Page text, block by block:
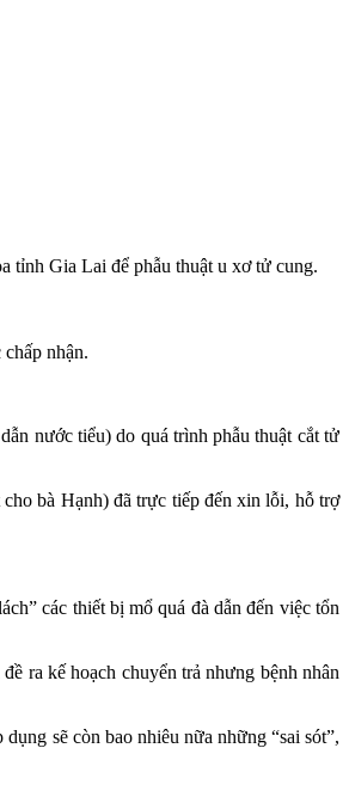
tỉnh Gia Lai để phẫu thuật u xơ tử cung.
nhận.
nước tiểu) do quá trình phẫu thuật cắt tử
bà Hạnh) đã trực tiếp đến xin lỗi, hỗ trợ
các thiết bị mổ quá đà dẫn đến việc tổn
ra kế hoạch chuyển trả nhưng bệnh nhân
sẽ còn bao nhiêu nữa những “sai sót”,